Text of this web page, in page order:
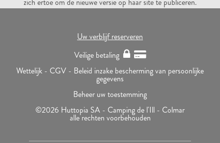
Uw verblijf reserveren
Veilige betaling
Wettelijk - CGV - Beleid inzake bescherming van persoonlijke
gegevens
Beheer uw toestemming
©2026 Huttopia SA - Camping de l'Ill - Colmar
alle rechten voorbehouden